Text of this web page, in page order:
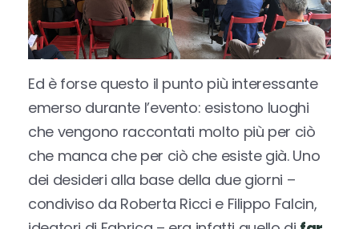
Ed è forse questo il punto più interessante
emerso durante l’evento: esistono luoghi
che vengono raccontati molto più per ciò
che manca che per ciò che esiste già. Uno
dei desideri alla base della due giorni –
condiviso da Roberta Ricci e Filippo Falcin,